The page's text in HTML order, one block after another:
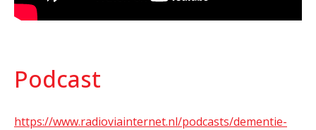
Podcast
https://www.radioviainternet.nl/podcasts/dementie-